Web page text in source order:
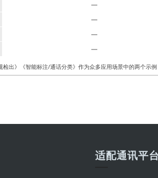
一
一
一
一
出》《智能标注/通话分类》作为众多应用场景中的两个示例
适配通讯平台